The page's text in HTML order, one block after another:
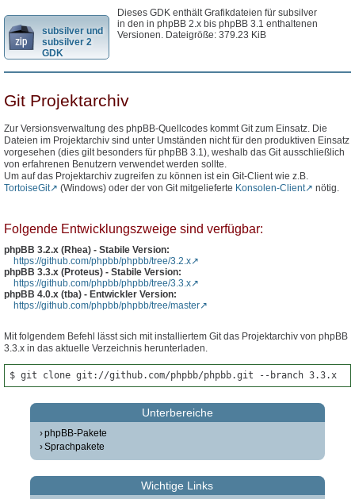
subsilver und
subsilver 2
GDK
Dieses GDK enthält Grafikdateien für subsilver
in den in phpBB 2.x bis phpBB 3.1 enthaltenen
Versionen. Dateigröße: 379.23 KiB
Git Projektarchiv
Zur Versionsverwaltung des phpBB-Quellcodes kommt Git zum Einsatz. Die
Dateien im Projektarchiv sind unter Umständen nicht für den produktiven Einsatz
vorgesehen (dies gilt besonders für phpBB 3.1), weshalb das Git ausschließlich
von erfahrenen Benutzern verwendet werden sollte.
Um auf das Projektarchiv zugreifen zu können ist ein Git-Client wie z.B.
TortoiseGit
(Windows) oder der von Git mitgelieferte Konsolen-Client nötig.
Folgende Entwicklungszweige sind verfügbar:
phpBB 3.2.x (Rhea) - Stabile Version:
https://github.com/phpbb/phpbb/tree/3.2.x
phpBB 3.3.x (Proteus) - Stabile Version:
https://github.com/phpbb/phpbb/tree/3.3.x
phpBB 4.0.x (tba) - Entwickler Version:
https://github.com/phpbb/phpbb/tree/master
Mit folgendem Befehl lässt sich mit installiertem Git das Projektarchiv von phpBB
3.3.x in das aktuelle Verzeichnis herunterladen.
$ git clone git://github.com/phpbb/phpbb.git --branch 3.3.x
Unterbereiche
phpBB-Pakete
Sprachpakete
Wichtige Links